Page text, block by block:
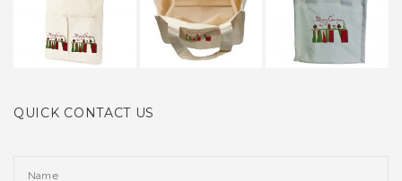
QUICK CONTACT US